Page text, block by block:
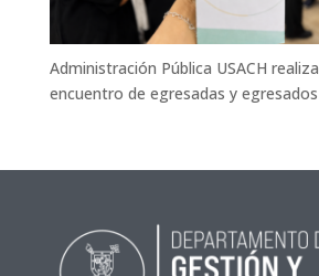
Administración Pública USACH
encuentro de egresadas y egresados